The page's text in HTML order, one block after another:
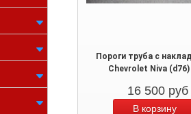
Пороги труба с
Chevrolet Niva (d76)
16 500 руб